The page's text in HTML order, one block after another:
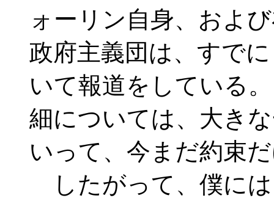
ォーリン自身、およ
政府主義団は、すで
いて報道をしている
細については、大き
いって、今まだ約束
したがって、僕に